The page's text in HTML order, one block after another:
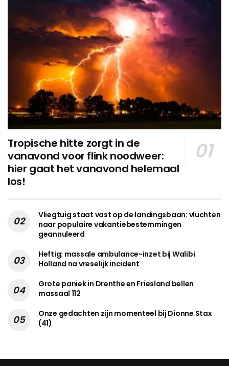
Tropische hitte zorgt in de
vanavond voor flink noodweer:
hier gaat het vanavond helemaal
los!
Vliegtuig staat vast op de landingsbaan: vluchten
naar populaire vakantiebestemmingen
geannuleerd
Heftig: massale ambulance-inzet bij Walibi
Holland na vreselijk incident
Grote paniek in Drenthe en Friesland bellen
massaal 112
Onze gedachten zijn momenteel bij Dionne Stax
(41)